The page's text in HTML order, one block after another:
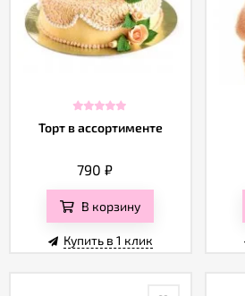
Торт в ассортименте
790₽
В корзину
Купить в 1 клик